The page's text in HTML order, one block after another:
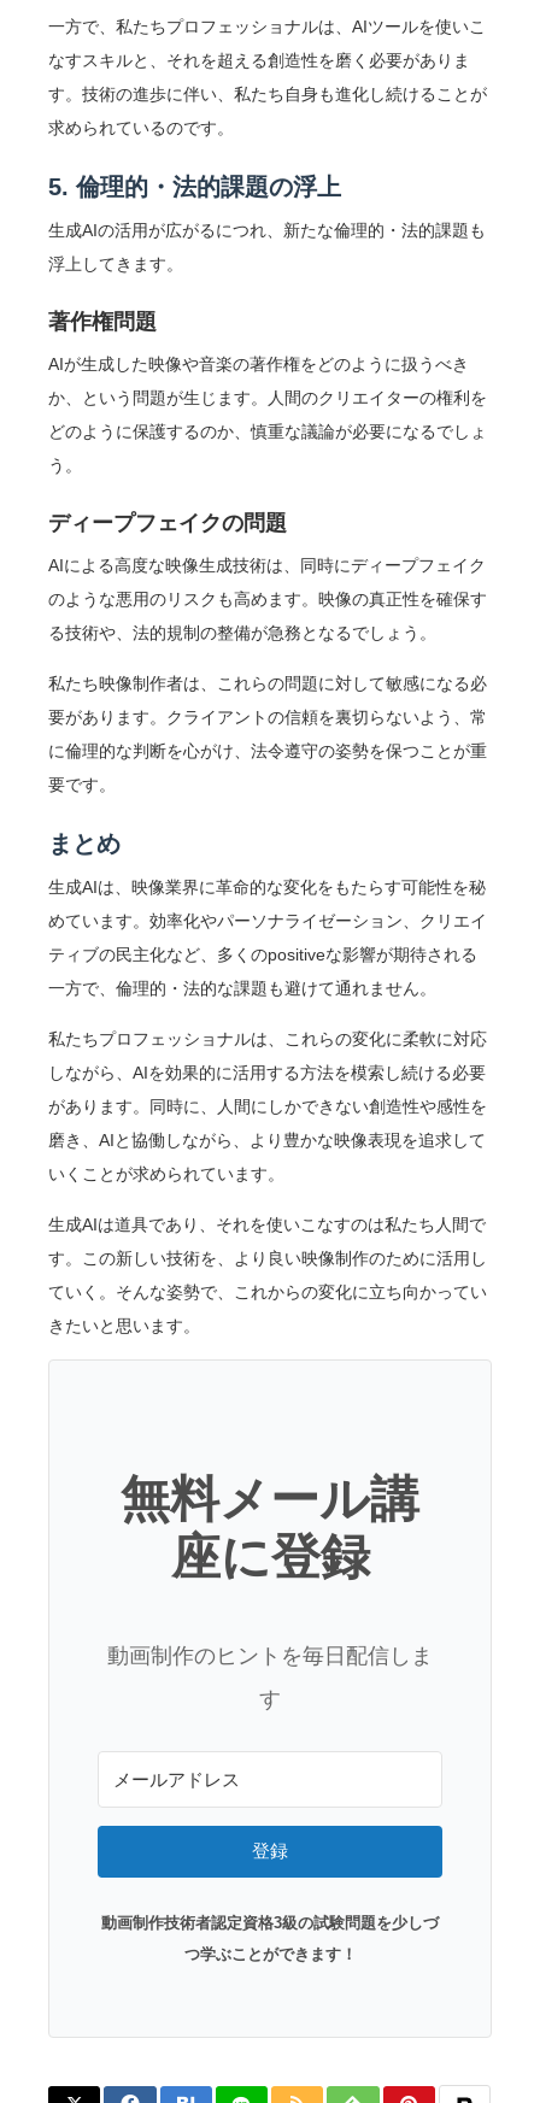
一方で、私たちプロフェッショナルは、AIツールを使いこ
なすスキルと、それを超える創造性を磨く必要がありま
す。技術の進歩に伴い、私たち自身も進化し続けることが
求められているのです。
5. 倫理的・法的課題の浮上
生成AIの活用が広がるにつれ、新たな倫理的・法的課題も
浮上してきます。
著作権問題
AIが生成した映像や音楽の著作権をどのように扱うべき
か、という問題が生じます。人間のクリエイターの権利を
どのように保護するのか、慎重な議論が必要になるでしょ
う。
ディープフェイクの問題
AIによる高度な映像生成技術は、同時にディープフェイク
のような悪用のリスクも高めます。映像の真正性を確保す
る技術や、法的規制の整備が急務となるでしょう。
私たち映像制作者は、これらの問題に対して敏感になる必
要があります。クライアントの信頼を裏切らないよう、常
に倫理的な判断を心がけ、法令遵守の姿勢を保つことが重
要です。
まとめ
生成AIは、映像業界に革命的な変化をもたらす可能性を秘
めています。効率化やパーソナライゼーション、クリエイ
ティブの民主化など、多くのpositiveな影響が期待される
一方で、倫理的・法的な課題も避けて通れません。
私たちプロフェッショナルは、これらの変化に柔軟に対応
しながら、AIを効果的に活用する方法を模索し続ける必要
があります。同時に、人間にしかできない創造性や感性を
磨き、AIと協働しながら、より豊かな映像表現を追求して
いくことが求められています。
生成AIは道具であり、それを使いこなすのは私たち人間で
す。この新しい技術を、より良い映像制作のために活用し
ていく。そんな姿勢で、これからの変化に立ち向かってい
きたいと思います。
無料メール講
座に登録
動画制作のヒントを毎日配信しま
す
登録
動画制作技術者認定資格3級の試験問題を少しづ
つ学ぶことができます！